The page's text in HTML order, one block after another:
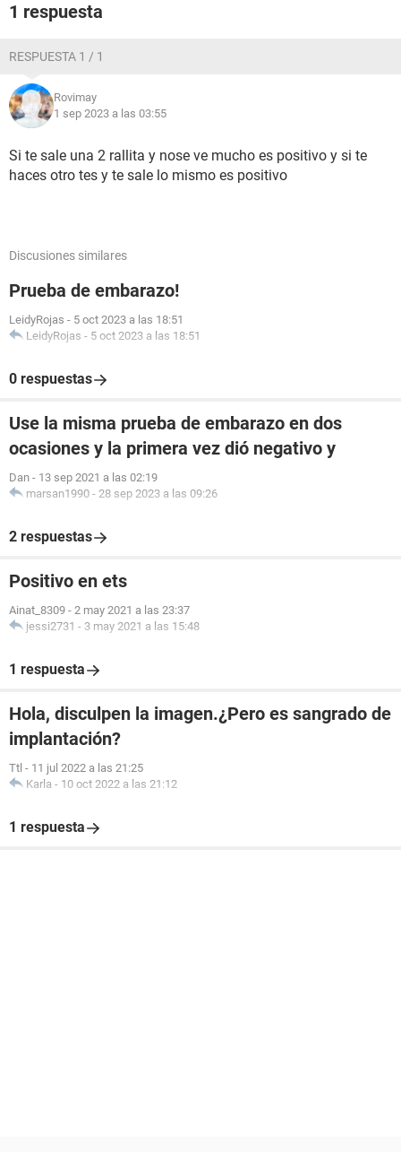
1 respuesta
RESPUESTA 1 / 1
Rovimay
1 sep 2023 a las 03:55
Si te sale una 2 rallita y nose ve mucho es positivo y si te
haces otro tes y te sale lo mismo es positivo
Discusiones similares
Prueba de embarazo!
LeidyRojas - 5 oct 2023 a las 18:51
LeidyRojas - 5 oct 2023 a las 18:51
0 respuestas
Use la misma prueba de embarazo en dos
ocasiones y la primera vez dió negativo y
Dan - 13 sep 2021 a las 02:19
marsan1990 - 28 sep 2023 a las 09:26
2 respuestas
Positivo en ets
Ainat_8309 - 2 may 2021 a las 23:37
jessi2731 - 3 may 2021 a las 15:48
1 respuesta
Hola, disculpen la imagen.¿Pero es sangrado de
implantación?
Ttl - 11 jul 2022 a las 21:25
Karla - 10 oct 2022 a las 21:12
1 respuesta